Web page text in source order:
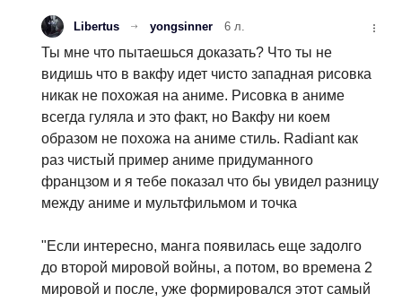
Libertus yongsinner 6 л.
Ты мне что пытаешься доказать? Что ты не
видишь что в вакфу идет чисто западная рисовка
никак не похожая на аниме. Рисовка в аниме
всегда гуляла и это факт, но Вакфу ни коем
образом не похожа на аниме стиль. Radiant как
раз чистый пример аниме придуманного
францзом и я тебе показал что бы увидел разницу
между аниме и мультфильмом и точка
"Если интересно, манга появилась еще задолго
до второй мировой войны, а потом, во времена 2
мировой и после, уже формировался этот самый